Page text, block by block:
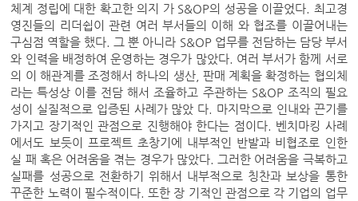
체계 정립에 대한 확고한 의지 가 S&OP의 성공을 이끌었다. 최고경
영진들의 리더쉽이 관련 여러 부서들의 이해 와 협조를 이끌어내는
구심점 역할을 했다. 그 뿐 아니라 S&OP 업무를 전담하는 담당 부서
와 인력을 배정하여 운영하는 경우가 많았다. 여러 부서가 함께 서로
의 이 해관계를 조정해서 하나의 생산, 판매 계획을 확정하는 협의체
라는 특성상 이를 전담 해서 조율하고 주관하는 S&OP 조직의 필요
성이 실질적으로 입증된 사례가 많았 다. 마지막으로 인내와 끈기를
가지고 장기적인 관점으로 진행해야 한다는 점이다. 벤치마킹 사례
에서도 보듯이 프로젝트 초창기에 내부적인 반발과 비협조로 인한
실 패 혹은 어려움을 겪는 경우가 많았다. 그러한 어려움을 극복하고
실패를 성공으로 전환하기 위해서 내부적으로 칭찬과 보상을 통한
꾸준한 노력이 필수적이다. 또한 장 기적인 관점으로 각 기업의 업무